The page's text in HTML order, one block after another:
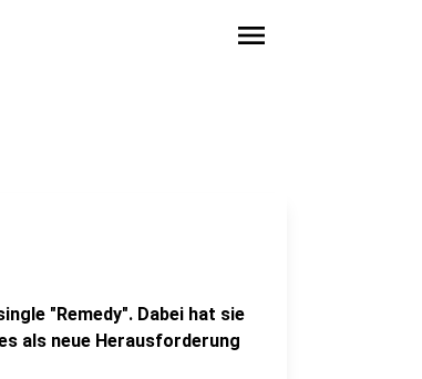
menu
"Remedy". Dabei hat sie
als neue Herausforderung